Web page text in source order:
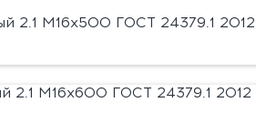
2.1 М16х500 ГОСТ 24379.1 2012